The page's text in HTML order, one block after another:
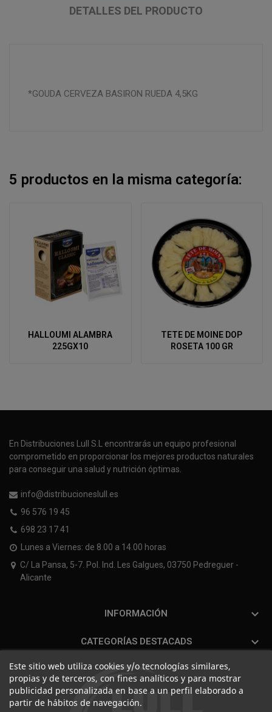
DETALLES DEL PRODUCTO
*GOUDA CERVEZA BASIRON RUEDA 4,5KG
5 productos en la misma categoría:
HALLOUMI ALAMBRA
225GX10
TETE DE MOINE DOP
ROSETA 100 GR
En Distribuciones Lull S.L encontrarás un equipo profesional
comprometido en proporcionar los mejores productos naturales
para conseguir una salud y nutrición óptimas.
info@distribucioneslull.es
96 576 19 45
698 23 17 41
Lunes a Viernes: de 8.00 a 14.00 horas
C/ La Pansa, 5-7. Pol. Ind. Les Galgues, 03750 Pedreguer -
Alicante
INFORMACIÓN 
CATEGORÍAS DESTACADS 
Este sitio web utiliza cookies y/o tecnologías similares,
propias y de terceros, con fines analíticos y para mostrar
publicidad personalizada en base a un perfil elaborado a
partir de hábitos de navegación.